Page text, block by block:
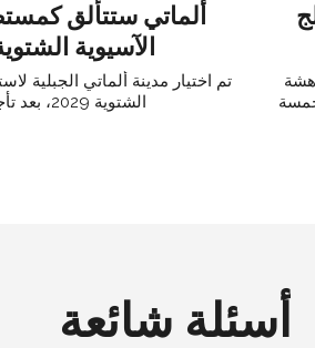
ألماتي ستتألق
الآسيوية الشتوية
تم اختيار مدينة ألماتي الجبلية
الشتوية 2029، بعد تأجيل سابق.